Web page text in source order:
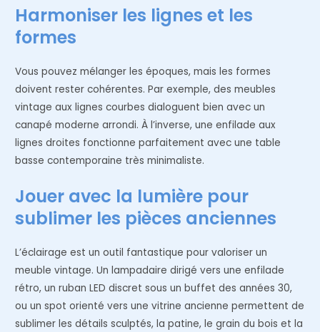
Harmoniser les lignes et les
formes
Vous pouvez mélanger les époques, mais les formes
doivent rester cohérentes. Par exemple, des meubles
vintage aux lignes courbes dialoguent bien avec un
canapé moderne arrondi. À l’inverse, une enfilade aux
lignes droites fonctionne parfaitement avec une table
basse contemporaine très minimaliste.
Jouer avec la lumière pour
sublimer les pièces anciennes
L’éclairage est un outil fantastique pour valoriser un
meuble vintage. Un lampadaire dirigé vers une enfilade
rétro, un ruban LED discret sous un buffet des années 30,
ou un spot orienté vers une vitrine ancienne permettent de
sublimer les détails sculptés, la patine, le grain du bois et la